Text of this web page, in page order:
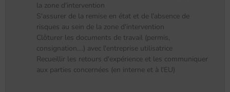
la zone d'intervention
S'assurer de la remise en état et de l'absence de
risques au sein de la zone d'intervention
Clôturer les documents de travail (permis,
consignation,...) avec l'entreprise utilisatrice
Recueillir les retours d'expérience et les communiquer
aux parties concernées (en interne et à l'EU)